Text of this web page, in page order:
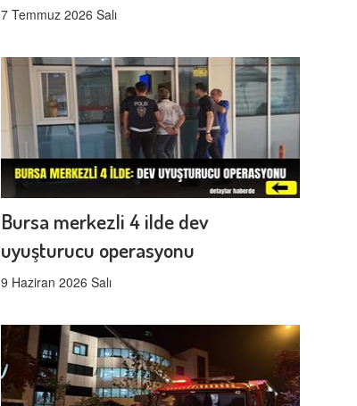
7 Temmuz 2026 Salı
Bursa merkezli 4 ilde dev
uyuşturucu operasyonu
9 Haziran 2026 Salı